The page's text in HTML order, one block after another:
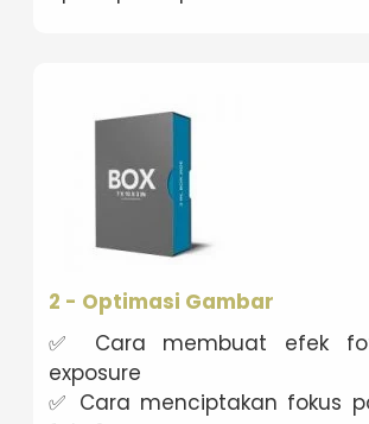
2 - Optimasi Gambar
✅ Cara membuat efek
exposure
✅ Cara menciptakan fokus